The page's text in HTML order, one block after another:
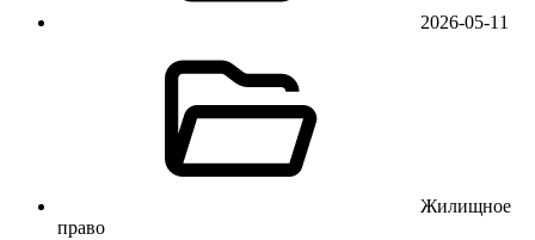
2026-05-11
Жилищное
право